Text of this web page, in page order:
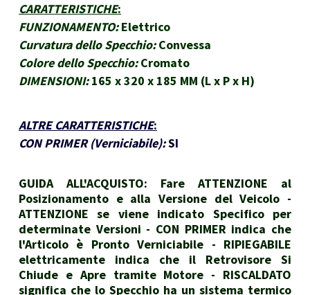
CARATTERISTICHE:
FUNZIONAMENTO: Elettrico
Curvatura dello Specchio: Convessa
Colore dello Specchio: Cromato
DIMENSIONI: 165 x 320 x 185 MM (L x P x H)
ALTRE CARATTERISTICHE:
CON PRIMER (Verniciabile):SI
GUIDA ALL'ACQUISTO: Fare ATTENZIONE al
Posizionamento e alla Versione del Veicolo -
ATTENZIONE se viene indicato Specifico per
determinate Versioni - CON PRIMER indica che
l'Articolo è Pronto Verniciabile - RIPIEGABILE
elettricamente indica che il Retrovisore Si
Chiude e Apre tramite Motore - RISCALDATO
significa che lo Specchio ha un sistema termico